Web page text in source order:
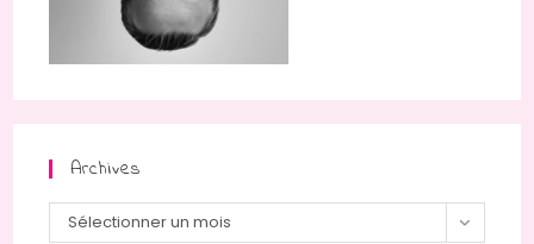
Archives
Archives
Sélectionner un mois